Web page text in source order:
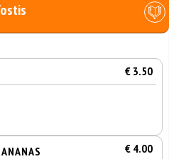
€ 3.50
€ 4.00